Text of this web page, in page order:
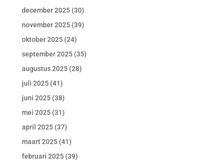
december 2025(30)
november 2025(39)
oktober 2025(24)
september 2025(35)
augustus 2025(28)
juli 2025(41)
juni 2025(38)
mei 2025(31)
april 2025(37)
maart 2025(41)
februari 2025(39)